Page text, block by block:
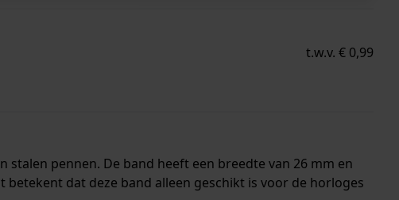
t.w.v. € 0,99
pennen. De band heeft een breedte van 26 mm en
dat deze band alleen geschikt is voor de horloges